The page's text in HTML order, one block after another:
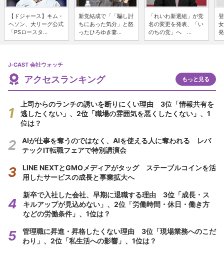
【ドジャース】キム・
ヘソン、大リーグ公式
「PSロースタ...
新党結成で「「騙し討
ちにあった気分」と怒
ったひろゆき妻...
「れいわ新選組」が党
名の変更を発表、「い
のちの党」へ ...
J-CAST 会社ウォッチ
アクセスランキング もっと見る
上司からのランチの誘いを断りにくい理由 3位「情報共有を
逃したくない」、2位「職場の雰囲気を悪くしたくない」、1
位は？
AIが仕事を奪うのではなく、AIを使える人に奪われる レバ
テックIT転職フェアで特別講演会
LINE NEXTとGMOメディアがタッグ ステーブルコインを活
用したサービスの成長と事業拡大へ
新卒で入社した会社、早期に退職する理由 3位「成長・ス
キルアップが見込めない」、2位「労働時間・休日・働き方
などの労働条件」、1位は？
管理職に昇進・昇格したくない理由 3位「現場業務へのこだ
わり」、2位「私生活への影響」、1位は？